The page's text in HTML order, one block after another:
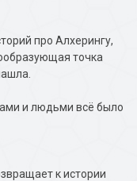
про Алхерингу,
точка
и людьми всё было
к истории